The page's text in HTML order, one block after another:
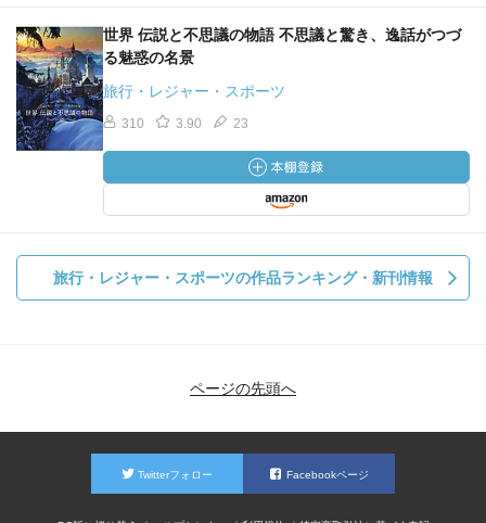
世界 伝説と不思議の物語 不思議と驚き、逸話がつづ
る魅惑の名景
旅行・レジャー・スポーツ
310 3.90 23
旅行・レジャー・スポーツの作品ランキング・新刊情報
ページの先頭へ
Twitterフォロー Facebookページ